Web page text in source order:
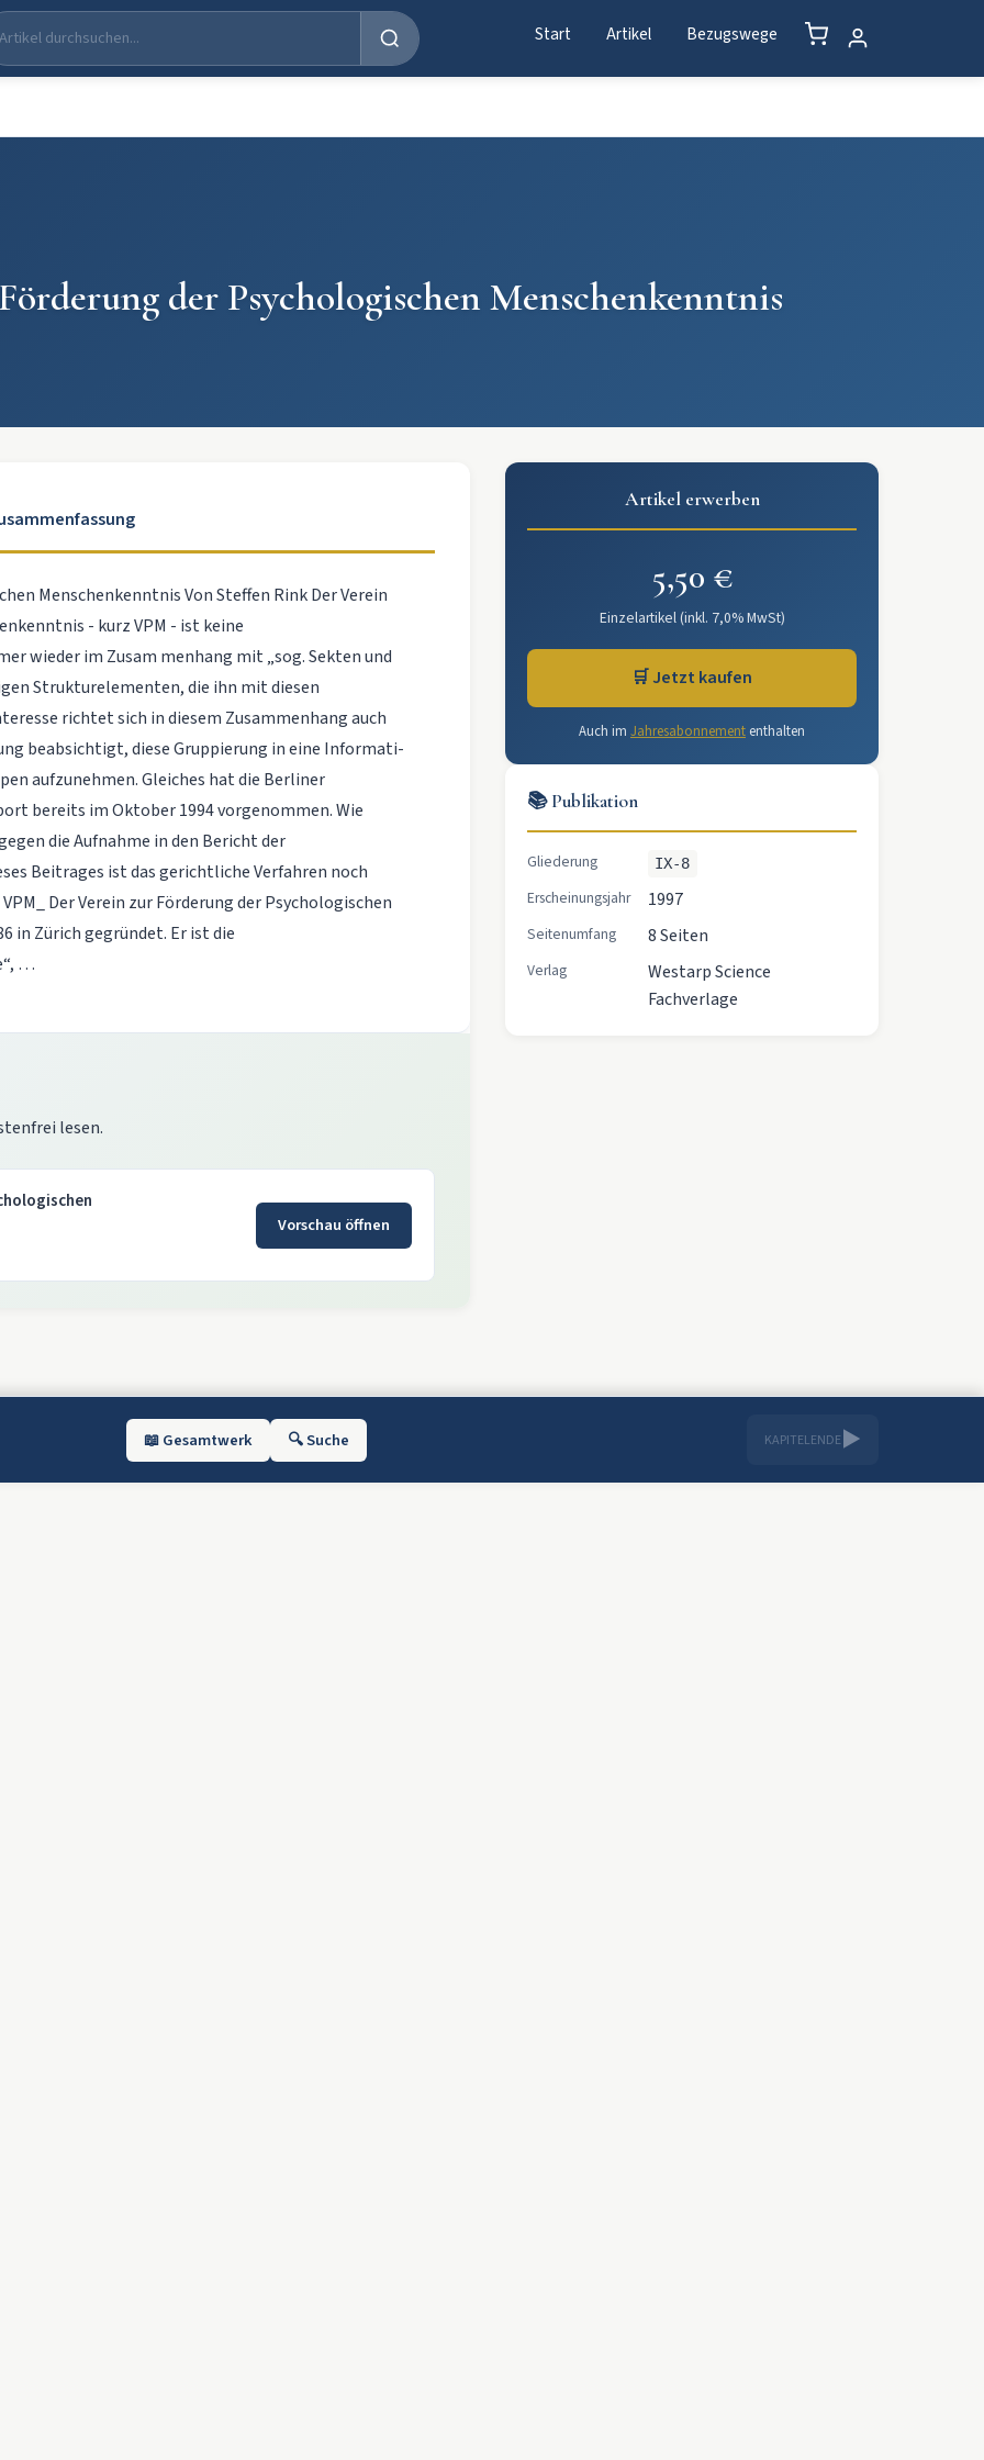
Start Artikel Bezugswege
der Psychologischen Menschenkenntnis
Menschenkenntnis Von Steffen Rink Der Verein
- kurz VPM - ist keine
wieder im Zusam­ menhang mit „sog. Sekten und
Strukturelementen, die ihn mit diesen
richtet sich in diesem Zusammenhang auch
beabsichtigt, diese Gruppierung in eine Informati­
aufzunehmen. Gleiches hat die Berliner
bereits im Oktober 1994 vorgenommen. Wie
die Aufnahme in den Bericht der
Beitrages ist das gerichtliche Verfahren noch
Der Verein zur Förderung der Psychologischen
in Zürich gegründet. Er ist die
…
lesen.
Vorschau öffnen
Artikel erwerben
5,50 €
Einzelartikel (inkl. 7,0% MwSt)
🛒 Jetzt kaufen
Auch im Jahresabonnement enthalten
📚 Publikation
Gliederung IX-8
Erscheinungsjahr 1997
Seitenumfang 8 Seiten
Verlag
Westarp Science
Fachverlage
📖 Gesamtwerk 🔍 Suche KAPITELENDE▶